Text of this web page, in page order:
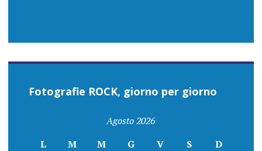
Fotografie ROCK, giorno per giorno
Agosto 2026
L
M M G V S D